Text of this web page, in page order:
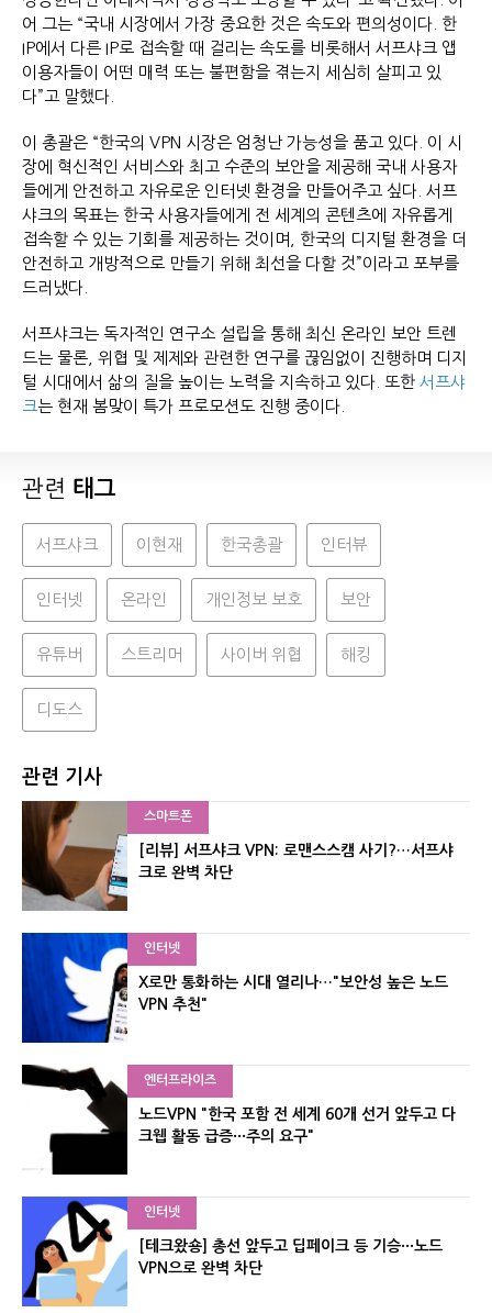
어 그는 “국내 시장에서 가장 중요한 것은 속도와 편의성이다. 한
IP에서 다른 IP로 접속할 때 걸리는 속도를 비롯해서 서프샤크 앱
이용자들이 어떤 매력 또는 불편함을 겪는지 세심히 살피고 있
다”고 말했다.
이 총괄은 “한국의 VPN 시장은 엄청난 가능성을 품고 있다. 이 시
장에 혁신적인 서비스와 최고 수준의 보안을 제공해 국내 사용자
들에게 안전하고 자유로운 인터넷 환경을 만들어주고 싶다. 서프
샤크의 목표는 한국 사용자들에게 전 세계의 콘텐츠에 자유롭게
접속할 수 있는 기회를 제공하는 것이며, 한국의 디지털 환경을 더
안전하고 개방적으로 만들기 위해 최선을 다할 것”이라고 포부를
드러냈다.
서프샤크는 독자적인 연구소 설립을 통해 최신 온라인 보안 트렌
드는 물론, 위협 및 제제와 관련한 연구를 끊임없이 진행하며 디지
털 시대에서 삶의 질을 높이는 노력을 지속하고 있다. 또한 서프샤
크는 현재 봄맞이 특가 프로모션도 진행 중이다.
관련 태그
서프샤크 이현재 한국총괄 인터뷰
인터넷 온라인 개인정보 보호 보안
유튜버 스트리머 사이버 위협 해킹
디도스
관련 기사
스마트폰
[리뷰] 서프샤크 VPN: 로맨스스캠 사기?…서프샤
크로 완벽 차단
인터넷
X로만 통화하는 시대 열리나…"보안성 높은 노드
VPN 추천"
엔터프라이즈
노드VPN "한국 포함 전 세계 60개 선거 앞두고 다
크웹 활동 급증···주의 요구"
인터넷
[테크왔숑] 총선 앞두고 딥페이크 등 기승···노드
VPN으로 완벽 차단